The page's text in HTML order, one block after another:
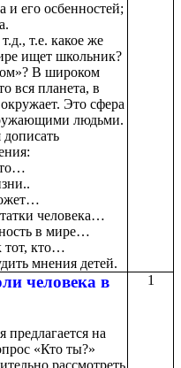
и его осбенностей;
т.е. какое же
ищет школьник?
В широком
вся планета, в
Это сфера
людьми.
дописать
человека…
в мире…
тот, кто…
мнения детей.
человека в
на
«Кто ты?»
1